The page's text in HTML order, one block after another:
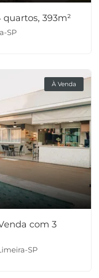
393m²
SP
À Venda
com 3
SP